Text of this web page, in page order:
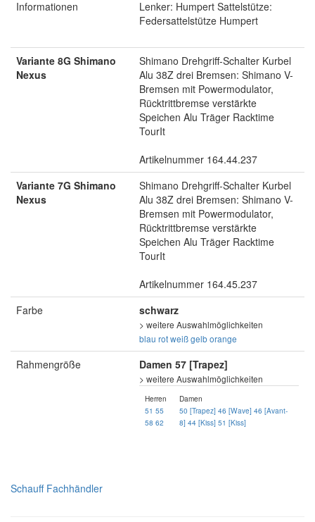
Informationen
Lenker: Humpert Sattelstütze:
Federsattelstütze Humpert
Variante 8G Shimano
Nexus
Shimano Drehgriff-Schalter Kurbel
Alu 38Z drei Bremsen: Shimano V-
Bremsen mit Powermodulator,
Rücktrittbremse verstärkte
Speichen Alu Träger Racktime
TourIt
Artikelnummer 164.44.237
Variante 7G Shimano
Nexus
Shimano Drehgriff-Schalter Kurbel
Alu 38Z drei Bremsen: Shimano V-
Bremsen mit Powermodulator,
Rücktrittbremse verstärkte
Speichen Alu Träger Racktime
TourIt
Artikelnummer 164.45.237
Farbe
schwarz
> weitere Auswahlmöglichkeiten
blau rotweißgelborange
Rahmengröße Damen 57 [Trapez]
> weitere Auswahlmöglichkeiten
Herren
51 55
58 62
Damen
50 [Trapez] 46 [Wave] 46 [Avant-
8] 44 [Kiss] 51 [Kiss]
Schauff Fachhändler